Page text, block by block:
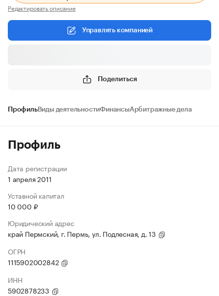
Редактировать описание
Управлять компанией
Поделиться
ПрофильВиды деятельностиФинансыАрбитражные дела
Профиль
Дата регистрации
1 апреля 2011
Уставной капитал
10 000 ₽
Юридический адрес
край Пермский, г. Пермь, ул. Подлесная, д. 13
ОГРН
1115902002842
ИНН
5902878233